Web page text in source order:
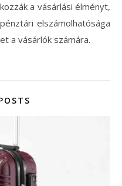
a vásárlási élményt,
elszámolhatósága
a vásárlók számára.